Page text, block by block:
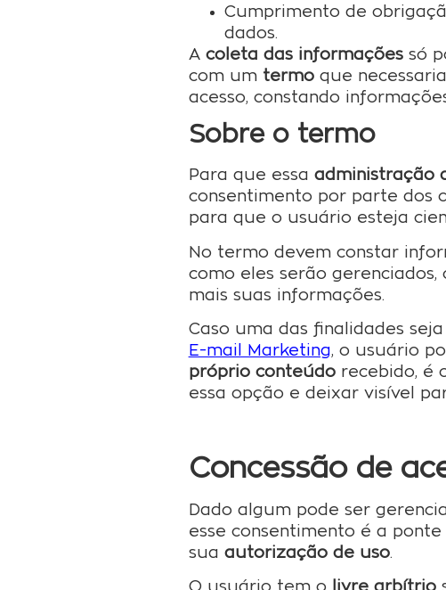
Cumprimento de
dados.
A coleta das informaçõessó
com um termoque
acesso, constando
Sobre o termo
Para que essa administração
consentimento por parte dos
para que o usuário esteja
No termo devem constar
como eles serão
mais suas informações.
Caso uma das finalidades seja
E-mail Marketing, o usuário
próprio conteúdorecebido, é
essa opção e deixar visível
Concessão de
Dado algum pode ser
esse consentimento é a
sua autorização de uso.